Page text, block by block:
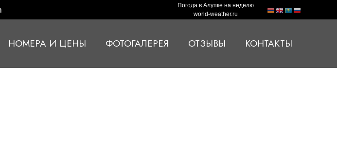
Погода в Алупке на неделю
world-weather.ru
НОМЕРА И ЦЕНЫ ФОТОГАЛЕРЕЯ ОТЗЫВЫ КОНТАКТЫ